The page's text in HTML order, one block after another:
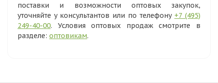
поставки и возможности оптовых закупок,
уточняйте у консультантов или по телефону +7 (495)
249-40-00. Условия оптовых продаж смотрите в
разделе: оптовикам.